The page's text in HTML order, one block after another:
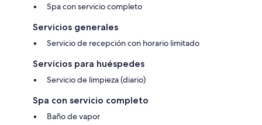
Spa con servicio completo
Servicios generales
Servicio de recepción con horario limitado
Servicios para huéspedes
Servicio de limpieza (diario)
Spa con servicio completo
Baño de vapor